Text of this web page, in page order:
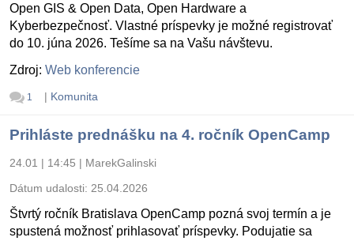
Open GIS & Open Data, Open Hardware a
Kyberbezpečnosť. Vlastné príspevky je možné registrovať
do 10. júna 2026. Tešíme sa na Vašu návštevu.
Zdroj: Web konferencie
1 | Komunita
Prihláste prednášku na 4. ročník OpenCamp
24.01 | 14:45 | MarekGalinski
Dátum udalosti: 25.04.2026
Štvrtý ročník Bratislava OpenCamp pozná svoj termín a je
spustená možnosť prihlasovať príspevky. Podujatie sa